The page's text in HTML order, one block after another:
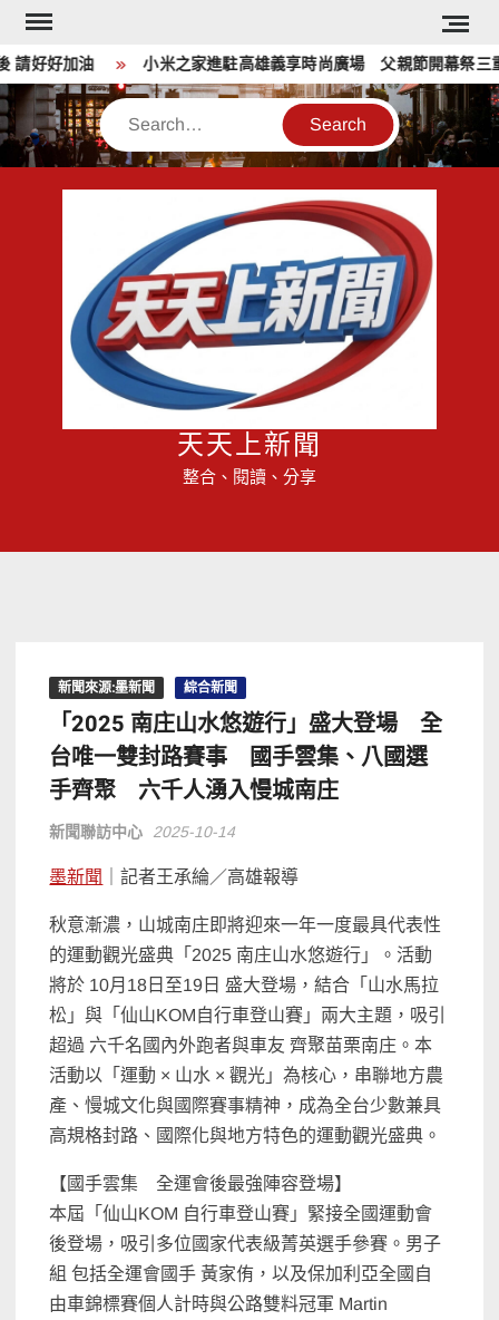
Skip
content
好好加油 小米之家進駐高雄義享時尚廣場 父親節開幕祭三重
Search
天天上新聞
整合、閱讀、分享
新聞來源:墨新聞 綜合新聞
「2025 南庄山水悠遊行」盛大登場 全
台唯一雙封路賽事 國手雲集、八國選
手齊聚 六千人湧入慢城南庄
新聞聯訪中心 2025-10-14
墨新聞 ｜記者王承綸／高雄報導
秋意漸濃，山城南庄即將迎來一年一度最具代表性
的運動觀光盛典「2025 南庄山水悠遊行」。活動
將於 10月18日至19日 盛大登場，結合「山水馬拉
松」與「仙山KOM自行車登山賽」兩大主題，吸引
超過 六千名國內外跑者與車友 齊聚苗栗南庄。本
活動以「運動 × 山水 × 觀光」為核心，串聯地方農
產、慢城文化與國際賽事精神，成為全台少數兼具
高規格封路、國際化與地方特色的運動觀光盛典。
【國手雲集 全運會後最強陣容登場】
本屆「仙山KOM 自行車登山賽」緊接全國運動會
後登場，吸引多位國家代表級菁英選手參賽。男子
組 包括全運會國手 黃家侑，以及保加利亞全國自
由車錦標賽個人計時與公路雙料冠軍 Martin